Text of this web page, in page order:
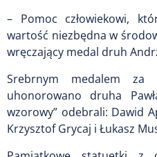
– Pomoc człowiekowi,
wartość niezbędna w
wręczający medal druh
Srebrnym medalem za
uhonorowano druha
wzorowy” odebrali: Dawid
Krzysztof Grycaj i Łukasz